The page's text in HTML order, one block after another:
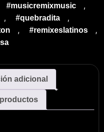
#musicremixmusic ,
, #quebradita ,
, #remixeslatinos ,
adicional
productos